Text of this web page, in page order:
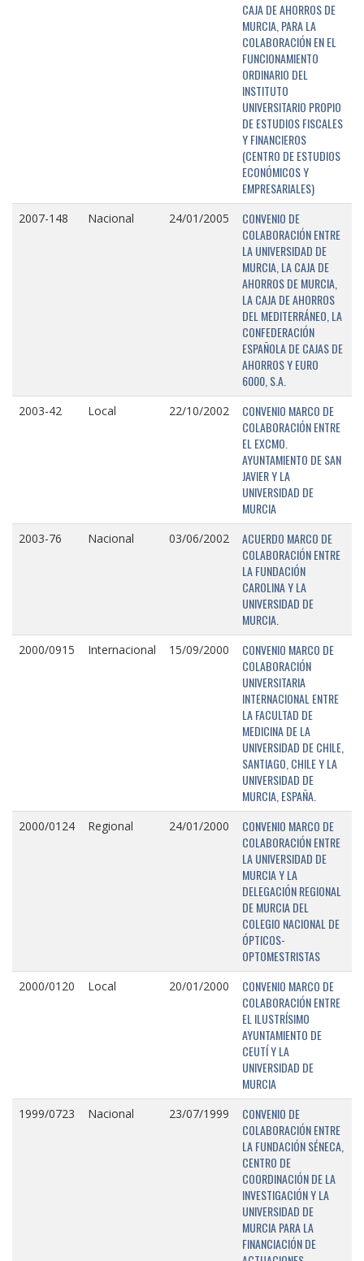
CAJA DE AHORROS DE
MURCIA, PARA LA
COLABORACIÓN EN EL
FUNCIONAMIENTO
ORDINARIO DEL
INSTITUTO
UNIVERSITARIO PROPIO
DE ESTUDIOS FISCALES
Y FINANCIEROS
(CENTRO DE ESTUDIOS
ECONÓMICOS Y
EMPRESARIALES)
2007-148 Nacional 24/01/2005
CONVENIO DE
COLABORACIÓN ENTRE
LA UNIVERSIDAD DE
MURCIA, LA CAJA DE
AHORROS DE MURCIA,
LA CAJA DE AHORROS
DEL MEDITERRÁNEO, LA
CONFEDERACIÓN
ESPAÑOLA DE CAJAS DE
AHORROS Y EURO
6000, S.A.
2003-42 Local 22/10/2002
CONVENIO MARCO DE
COLABORACIÓN ENTRE
EL EXCMO.
AYUNTAMIENTO DE SAN
JAVIER Y LA
UNIVERSIDAD DE
MURCIA
2003-76 Nacional 03/06/2002
ACUERDO MARCO DE
COLABORACIÓN ENTRE
LA FUNDACIÓN
CAROLINA Y LA
UNIVERSIDAD DE
MURCIA.
2000/0915 Internacional 15/09/2000
CONVENIO MARCO DE
COLABORACIÓN
UNIVERSITARIA
INTERNACIONAL ENTRE
LA FACULTAD DE
MEDICINA DE LA
UNIVERSIDAD DE CHILE,
SANTIAGO, CHILE Y LA
UNIVERSIDAD DE
MURCIA, ESPAÑA.
2000/0124 Regional 24/01/2000
CONVENIO MARCO DE
COLABORACIÓN ENTRE
LA UNIVERSIDAD DE
MURCIA Y LA
DELEGACIÓN REGIONAL
DE MURCIA DEL
COLEGIO NACIONAL DE
ÓPTICOS-
OPTOMESTRISTAS
2000/0120 Local 20/01/2000
CONVENIO MARCO DE
COLABORACIÓN ENTRE
EL ILUSTRÍSIMO
AYUNTAMIENTO DE
CEUTÍ Y LA
UNIVERSIDAD DE
MURCIA
1999/0723 Nacional 23/07/1999
CONVENIO DE
COLABORACIÓN ENTRE
LA FUNDACIÓN SÉNECA,
CENTRO DE
COORDINACIÓN DE LA
INVESTIGACIÓN Y LA
UNIVERSIDAD DE
MURCIA PARA LA
FINANCIACIÓN DE